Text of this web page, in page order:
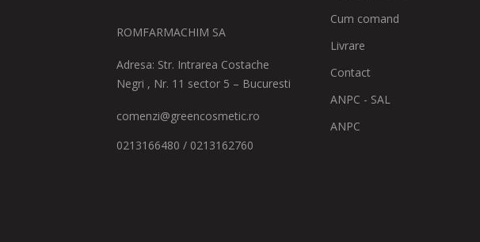
ROMFARMACHIM SA
Adresa: Str. Intrarea Costache
Negri , Nr. 11 sector 5 – Bucuresti
comenzi@greencosmetic.ro
0213166480 / 0213162760
Cum comand
Livrare
Contact
ANPC - SAL
ANPC